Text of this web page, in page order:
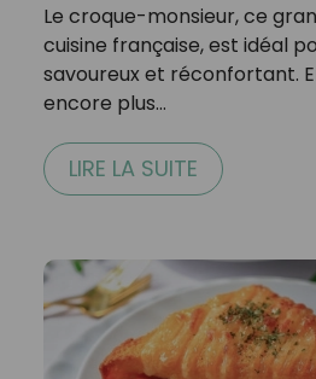
Le croque-monsieur, ce
cuisine française, est idéal
savoureux et réconfortant.
encore plus…
LIRE LA SUITE